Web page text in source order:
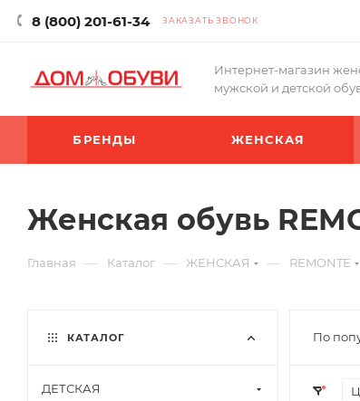
8 (800) 201-61-34 ЗАКАЗАТЬ ЗВОНОК
Интернет-магазин
мужской и детской
БРЕНДЫ ЖЕНСКАЯ
Женская обувь
Главная — Каталог — ЖЕНСКАЯ — REMONTE
По
КАТАЛОГ
ДЕТСКАЯ